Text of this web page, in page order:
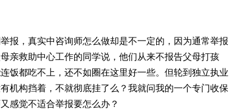
报，真实中咨询师怎么做却是不一定的，因为通常举报
亲救助中心工作的同学说，他们从来不报告父母打孩
饭都吃不上，还不如圈在这里好一些。但轮到独立执业
机构挡着，不就彻底挂了么？我就问我的一个专门收保
感觉不适合举报要怎么办？